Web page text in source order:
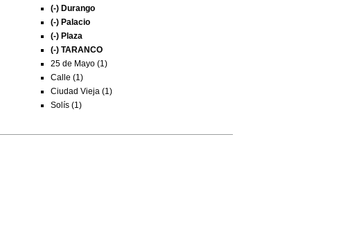
(-) Durango
(-) Palacio
(-) Plaza
(-) TARANCO
25 de Mayo (1)
Calle (1)
Ciudad Vieja (1)
Solís (1)